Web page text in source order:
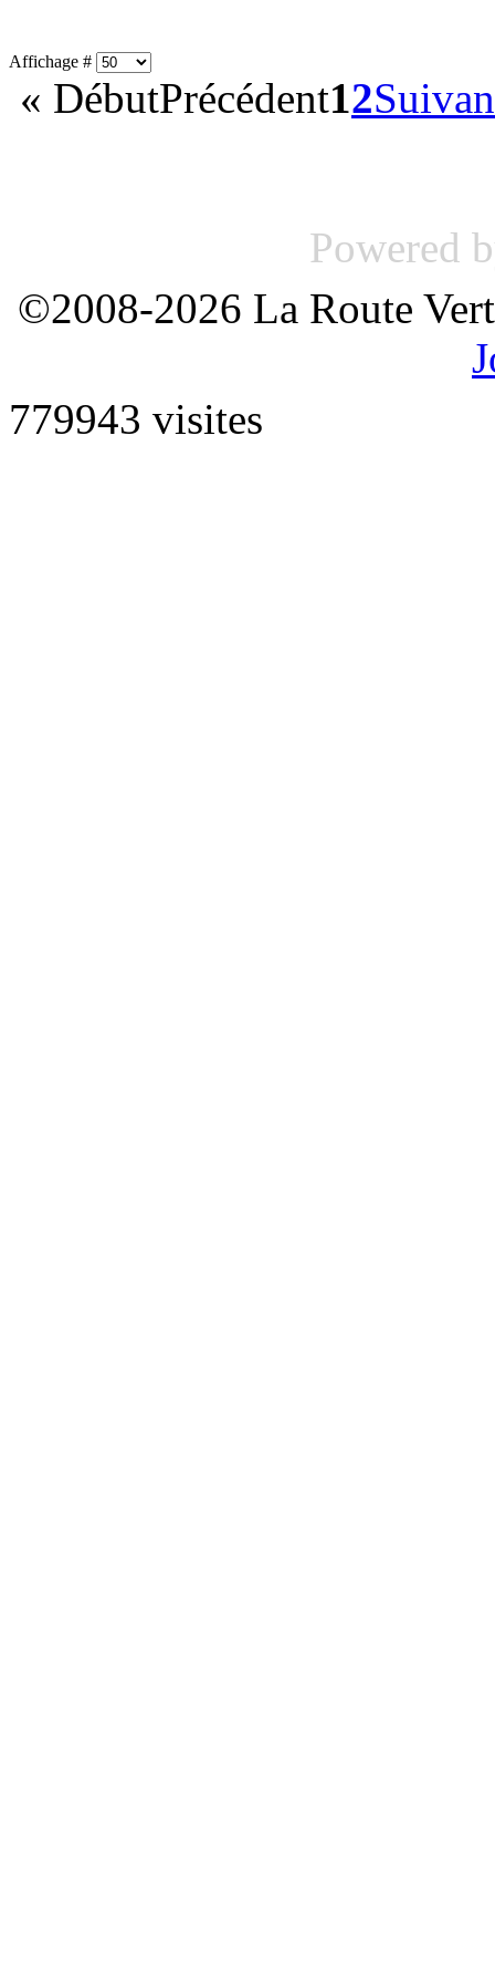
Affichage #
« DébutPrécédent12
Powered
©2008-2026 La Route
779943 visites